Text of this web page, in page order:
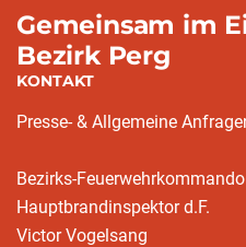
Gemeinsam im
Bezirk Perg
KONTAKT
Presse- & Allgemeine
Bezirks-
Hauptbrandinspektor d.F.
Victor Vogelsang